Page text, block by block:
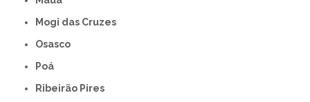
Mogi das Cruzes
Osasco
Poá
Ribeirão Pires